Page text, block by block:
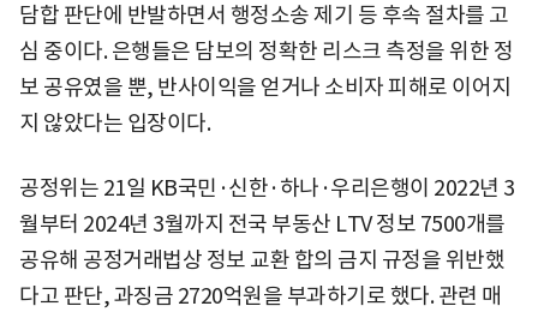
담합 판단에 반발하면서 행정소송 제기 등 후속 절차를 고
심 중이다. 은행들은 담보의 정확한 리스크 측정을 위한 정
보 공유였을 뿐, 반사이익을 얻거나 소비자 피해로 이어지
지 않았다는 입장이다.
공정위는 21일 KB국민·신한·하나·우리은행이 2022년 3
월부터 2024년 3월까지 전국 부동산 LTV 정보 7500개를
공유해 공정거래법상 정보 교환 합의 금지 규정을 위반했
다고 판단, 과징금 2720억원을 부과하기로 했다. 관련 매